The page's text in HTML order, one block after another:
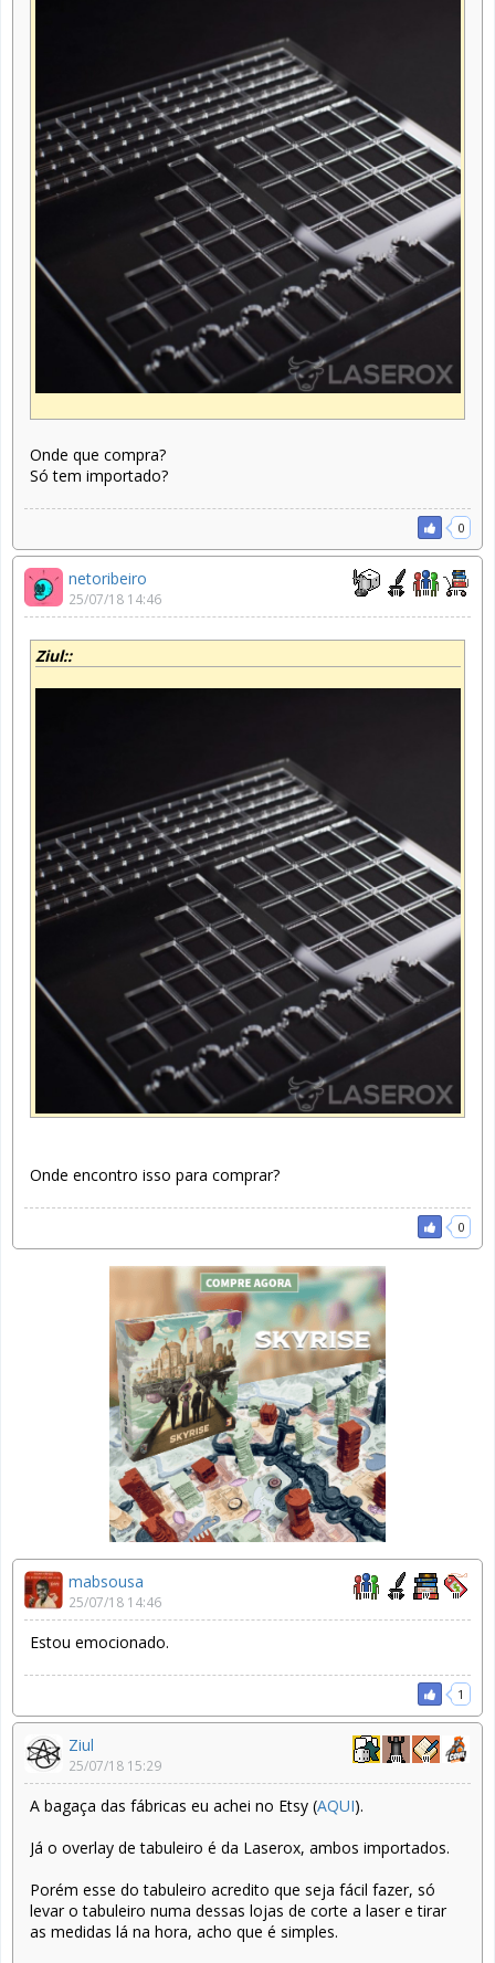
Onde que compra?
Só tem importado?
0
netoribeiro
25/07/18 14:46
Ziul::
Onde encontro isso para comprar?
0
mabsousa
25/07/18 14:46
Estou emocionado.
1
Ziul
25/07/18 15:29
A bagaça das fábricas eu achei no Etsy (AQUI).
Já o overlay de tabuleiro é da Laserox, ambos importados.
Porém esse do tabuleiro acredito que seja fácil fazer, só
levar o tabuleiro numa dessas lojas de corte a laser e tirar
as medidas lá na hora, acho que é simples.